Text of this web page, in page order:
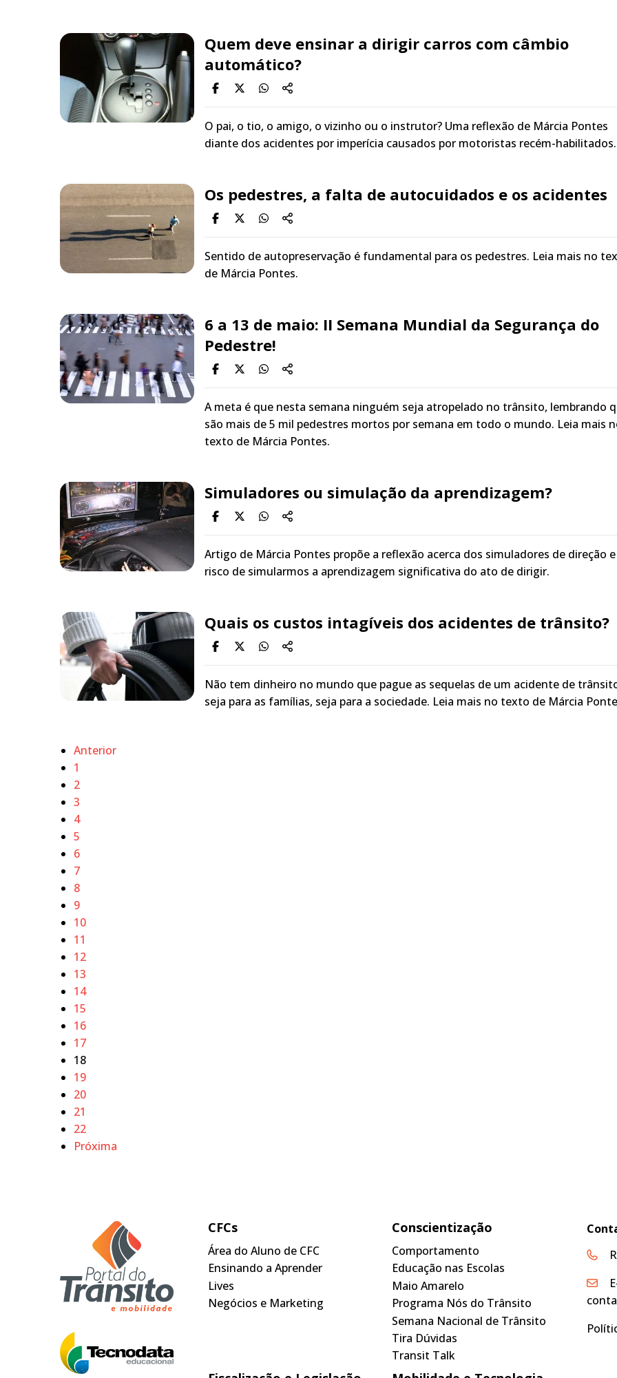
Quem deve ensinar a dirigir carros com câmbio
automático?
O pai, o tio, o amigo, o vizinho ou o instrutor? Uma reflexão de Márcia Pontes
diante dos acidentes por imperícia causados por motoristas recém-habilitados.
Os pedestres, a falta de autocuidados e os acidentes
Sentido de autopreservação é fundamental para os pedestres. Leia mais no
de Márcia Pontes.
6 a 13 de maio: II Semana Mundial da Segurança do
Pedestre!
A meta é que nesta semana ninguém seja atropelado no trânsito, lembrando
são mais de 5 mil pedestres mortos por semana em todo o mundo. Leia mais
texto de Márcia Pontes.
Simuladores ou simulação da aprendizagem?
Artigo de Márcia Pontes propõe a reflexão acerca dos simuladores de direção
risco de simularmos a aprendizagem significativa do ato de dirigir.
Quais os custos intagíveis dos acidentes de trânsito?
Não tem dinheiro no mundo que pague as sequelas de um acidente de
seja para as famílias, seja para a sociedade. Leia mais no texto de Márcia
Anterior
1
2
3
4
5
6
7
8
9
10
11
12
13
14
15
16
17
18
19
20
21
22
Próxima
CFCs
Área do Aluno de CFC
Ensinando a Aprender
Lives
Negócios e Marketing
Conscientização
Comportamento
Educação nas Escolas
Maio Amarelo
Programa Nós do Trânsito
Semana Nacional de Trânsito
Tira Dúvidas
Transit Talk